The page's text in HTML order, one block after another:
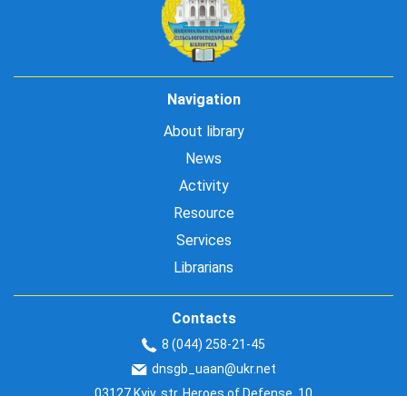
Navigation
About library
News
Activity
Resource
Services
Librarians
Contacts
8 (044) 258-21-45
dnsgb_uaan@ukr.net